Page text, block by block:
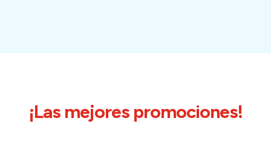
¡Las mejores promociones!